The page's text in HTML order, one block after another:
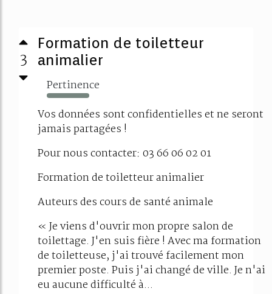
3
Formation de toiletteur
animalier
Pertinence
1164%
Vos données sont confidentielles et ne seront
jamais partagées !
Pour nous contacter: 03 66 06 02 01
Formation de toiletteur animalier
Auteurs des cours de santé animale
« Je viens d'ouvrir mon propre salon de
toilettage. J'en suis fière ! Avec ma formation
de toiletteuse, j'ai trouvé facilement mon
premier poste. Puis j'ai changé de ville. Je n'ai
eu aucune difficulté à...